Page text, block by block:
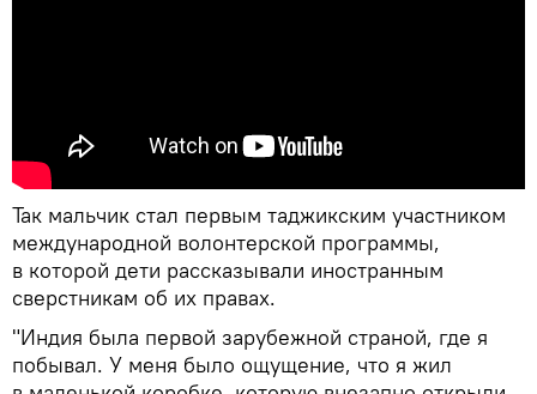
Так мальчик стал первым таджикским участником
международной волонтерской программы,
в которой дети рассказывали иностранным
сверстникам об их правах.
"Индия была первой зарубежной страной, где я
побывал. У меня было ощущение, что я жил